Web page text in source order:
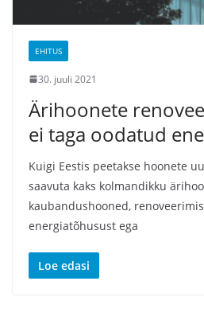
EHITUS
30. juuli 2021
Ärihoonete
ei taga oodatud
Kuigi Eestis peetakse hoonete
saavuta kaks kolmandikku
kaubandushooned,
energiatõhusust ega
Loe edasi